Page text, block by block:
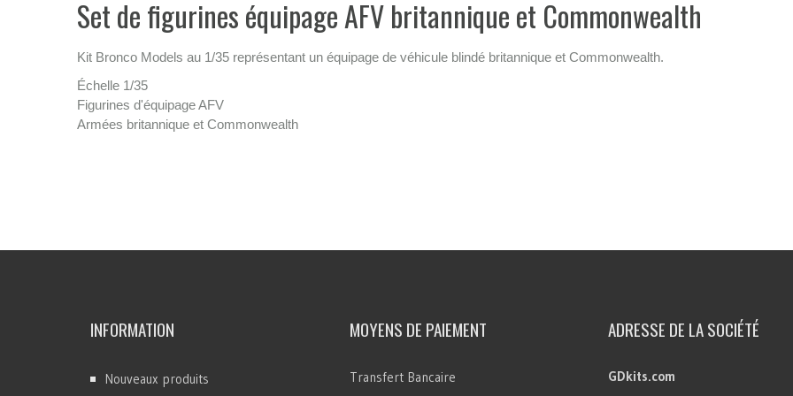
Set de figurines équipage AFV britannique et Commonwealth
Kit Bronco Models au 1/35 représentant un équipage de véhicule blindé britannique et Commonwealth.
Échelle 1/35
Figurines d'équipage AFV
Armées britannique et Commonwealth
INFORMATION
Nouveaux produits
MOYENS DE PAIEMENT
Transfert Bancaire
ADRESSE DE LA SOCIÉTÉ
GDkits.com